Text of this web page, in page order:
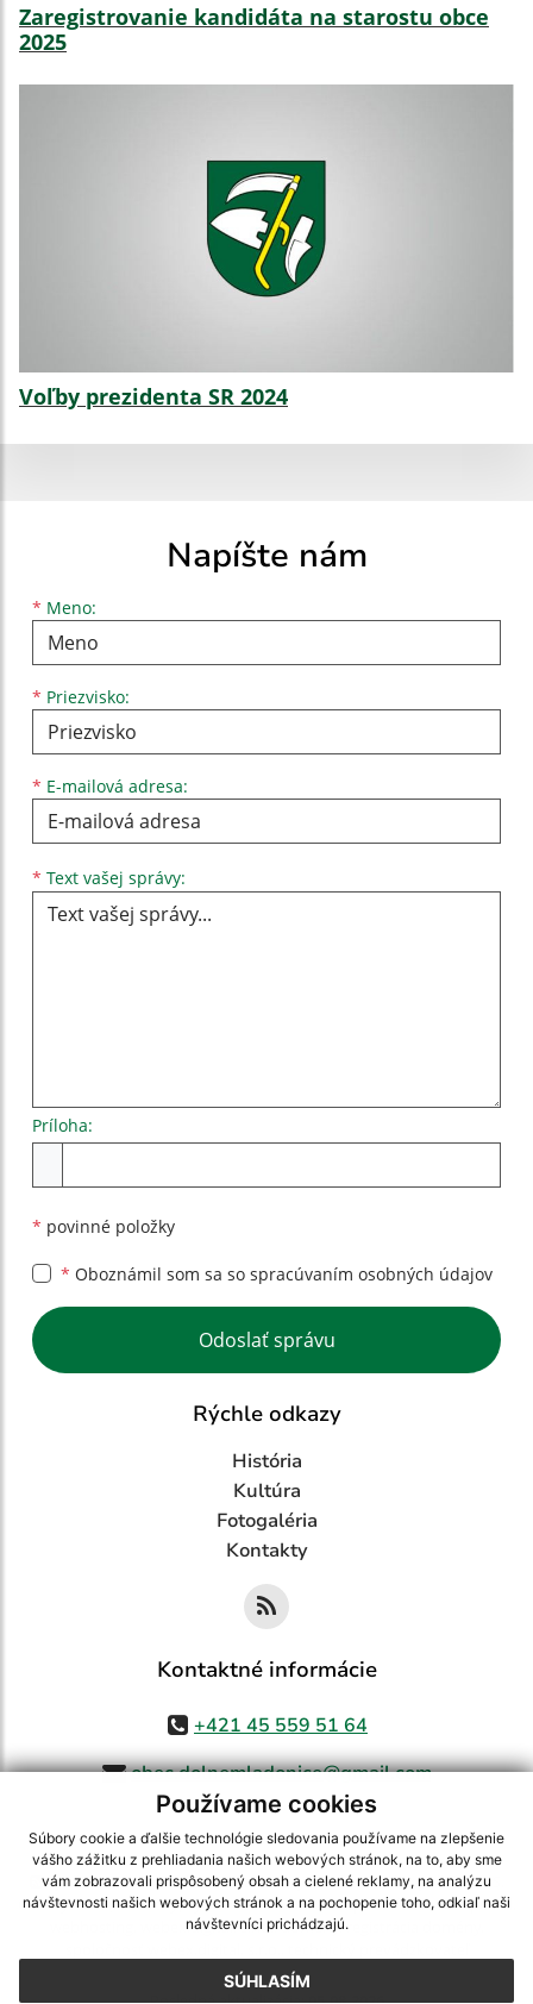
Používame cookies
Súbory cookie a ďalšie technológie sledovania používame na zlepšenie
vášho zážitku z prehliadania našich webových stránok, na to, aby sme
vám zobrazovali prispôsobený obsah a cielené reklamy, na analýzu
návštevnosti našich webových stránok a na pochopenie toho, odkiaľ naši
návštevníci prichádzajú.
SÚHLASÍM
Zaregistrovanie kandidáta na starostu obce
2025
Voľby prezidenta SR 2024
Napíšte nám
* Meno:
Meno
* Priezvisko:
Priezvisko
* E-mailová adresa:
E-mailová adresa
* Text vašej správy:
Príloha:
* povinné položky
* Oboznámil som sa so spracúvaním osobných údajov
Google reCaptcha Response
Odoslať správu
Rýchle odkazy
História
Kultúra
Fotogaléria
Kontakty
Kontaktné informácie
+421 45 559 51 64
obec.dolnemladonice@gmail.com
využite možnosť získavania aktuálnych informácií s využitím RSS
CMS systém (redakčný) systém ECHELON 2,Mapa stránok,web portál
webex.digital, s.r.o.,domény,registrácia domény